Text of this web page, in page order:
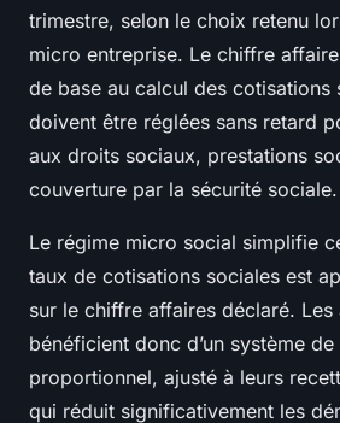
trimestre, selon le choix retenu
micro entreprise. Le chiffre
de base au calcul des cotisations
doivent être réglées sans retard
aux droits sociaux, prestations
couverture par la sécurité sociale.
Le régime micro social simplifie
taux de cotisations sociales est
sur le chiffre affaires déclaré. Les
bénéficient donc d’un système
proportionnel, ajusté à leurs
qui réduit significativement les